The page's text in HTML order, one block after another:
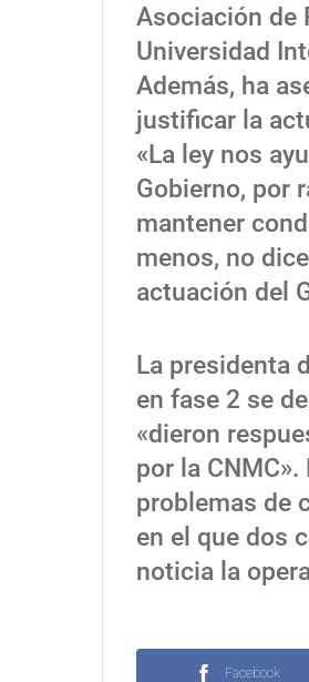
Asociación de
Universidad
Además, ha
justificar la
«La ley nos
Gobierno, por
mantener
menos, no
actuación del
La presidenta
en fase 2 se
«dieron
por la
problemas de
en el que dos
noticia la
Facebook